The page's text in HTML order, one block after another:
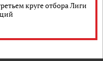
круге отбора Лиги